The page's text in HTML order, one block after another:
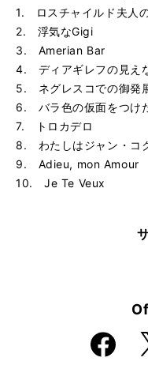
1. ロスチャイルド夫人
2. 浮気なGigi
3. Amerian Bar
4. ディアギレフの見え
5. ネグレスコでの御発
6. バラ色の仮面をつけ
7. トロカデロ
8. わたしはジャン・コ
9. Adieu, mon Amour
10. Je Te Veux
Faceboo
k
X